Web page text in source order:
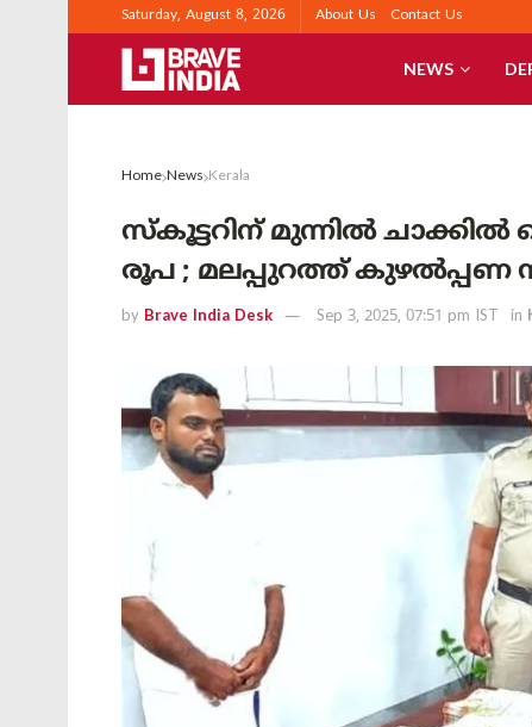
Saturday, August 8, 2026 About Us Contact Us
NEWS
Home News Kerala
സ്കൂട്ടറിന് മുന്നിൽ ചാക്കിൽ
രൂപ ; മലപ്പുറത്ത് കുഴൽപ്പണ
by Brave India Desk Sep 3, 2025, 07:51 pm IST in